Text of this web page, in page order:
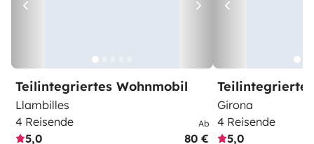
Teilintegriertes Wohnmobil
Llambilles
4 Reisende
5,0
Ab
80 €
Girona
4 Reisende
5,0